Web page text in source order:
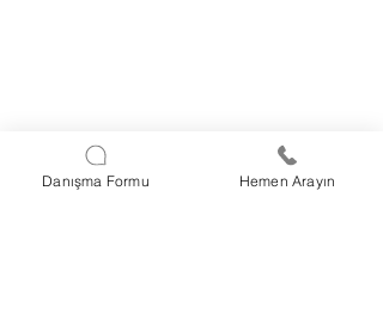
Danışma Formu Hemen Arayın